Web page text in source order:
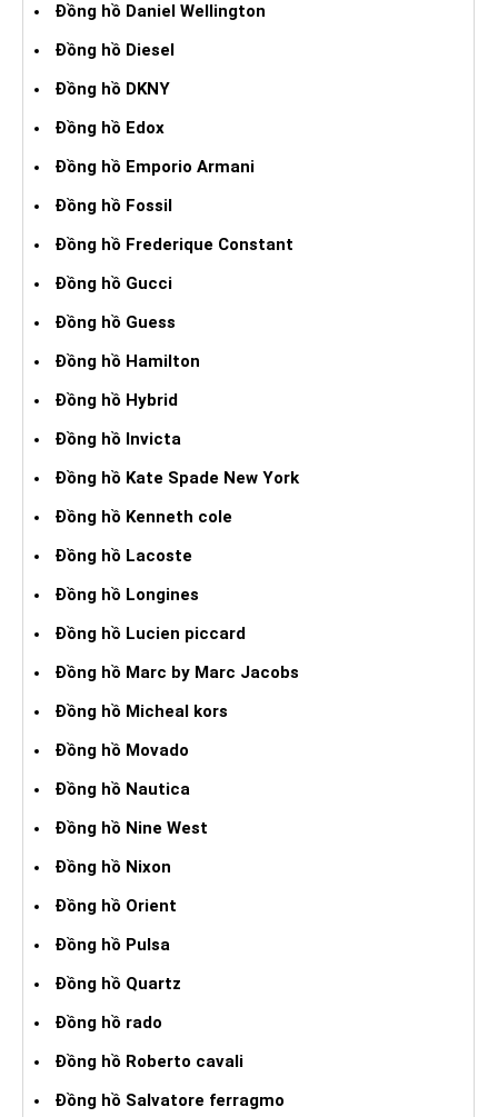
Đồng hồ Daniel Wellington
Đồng hồ Diesel
Đồng hồ DKNY
Đồng hồ Edox
Đồng hồ Emporio Armani
Đồng hồ Fossil
Đồng hồ Frederique Constant
Đồng hồ Gucci
Đồng hồ Guess
Đồng hồ Hamilton
Đồng hồ Hybrid
Đồng hồ Invicta
Đồng hồ Kate Spade New York
Đồng hồ Kenneth cole
Đồng hồ Lacoste
Đồng hồ Longines
Đồng hồ Lucien piccard
Đồng hồ Marc by Marc Jacobs
Đồng hồ Micheal kors
Đồng hồ Movado
Đồng hồ Nautica
Đồng hồ Nine West
Đồng hồ Nixon
Đồng hồ Orient
Đồng hồ Pulsa
Đồng hồ Quartz
Đồng hồ rado
Đồng hồ Roberto cavali
Đồng hồ Salvatore ferragmo